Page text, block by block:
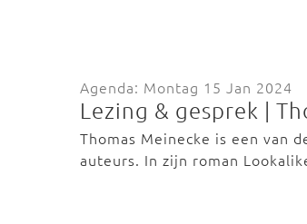
Agenda: Montag 15 Jan 2024
Lezing & gesprek |
Thomas Meinecke is een van
auteurs. In zijn roman